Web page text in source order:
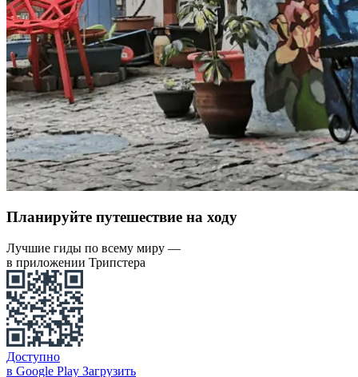
Планируйте путешествие на ходу
Лучшие гиды по всему миру —
в приложении Трипстера
Доступно
в Google Play Загрузить